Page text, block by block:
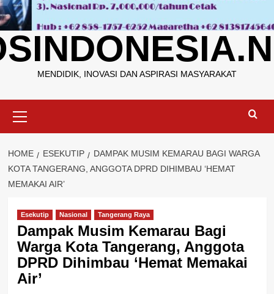
MENDIDIK, INOVASI DAN ASPIRASI MASYARAKAT
Menu
HOME ESEKUTIP
DAMPAK MUSIM KEMARAU BAGI WARGA
KOTA TANGERANG, ANGGOTA DPRD DIHIMBAU ‘HEMAT
MEMAKAI AIR’
Esekutip Nasional Tangerang Raya
Dampak Musim Kemarau Bagi
Warga Kota Tangerang, Anggota
DPRD Dihimbau ‘Hemat Memakai
Air’